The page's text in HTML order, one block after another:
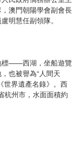
澳門朝陽學會副會長
明慧任副領隊。
標——西湖，坐船遊覽
也被譽為“人間天
世界遺產名錄》。西
杭州市，水面面積約